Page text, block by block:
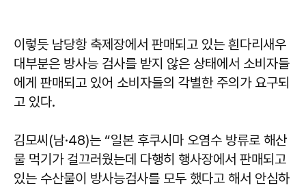
이렇듯 남당항 축제장에서 판매되고 있는 흰다리새우
대부분은 방사능 검사를 받지 않은 상태에서 소비자들
에게 판매되고 있어 소비자들의 각별한 주의가 요구되
고 있다.
김모씨(남·48)는 “일본 후쿠시마 오염수 방류로 해산
물 먹기가 걸끄러웠는데 다행히 행사장에서 판매되고
있는 수산물이 방사능검사를 모두 했다고 해서 안심하